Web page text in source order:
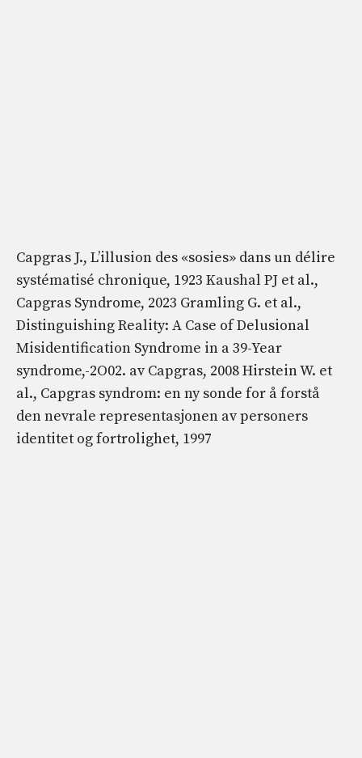
Capgras J., L’illusion des «sosies» dans un délire
systématisé chronique, 1923 Kaushal PJ et al.,
Capgras Syndrome, 2023 Gramling G. et al.,
Distinguishing Reality: A Case of Delusional
Misidentification Syndrome in a 39-Year
syndrome,-2O02. av Capgras, 2008 Hirstein W. et
al., Capgras syndrom: en ny sonde for å forstå
den nevrale representasjonen av personers
identitet og fortrolighet, 1997